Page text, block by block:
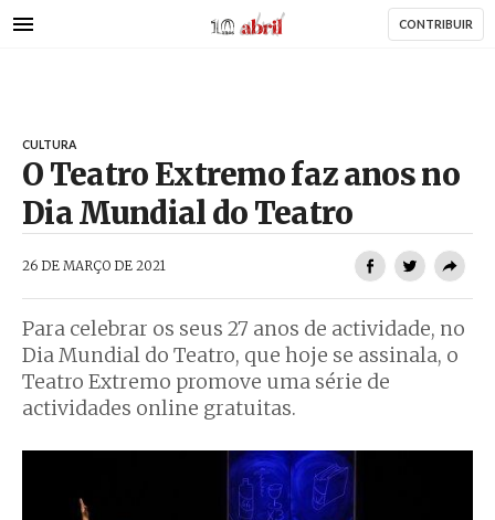
para
AbrilAbril CONTRIBUIR
CULTURA
O Teatro Extremo faz anos no
Dia Mundial do Teatro
26 DE MARÇO DE 2021
Para celebrar os seus 27 anos de actividade, no
Dia Mundial do Teatro, que hoje se assinala, o
Teatro Extremo promove uma série de
actividades online gratuitas.